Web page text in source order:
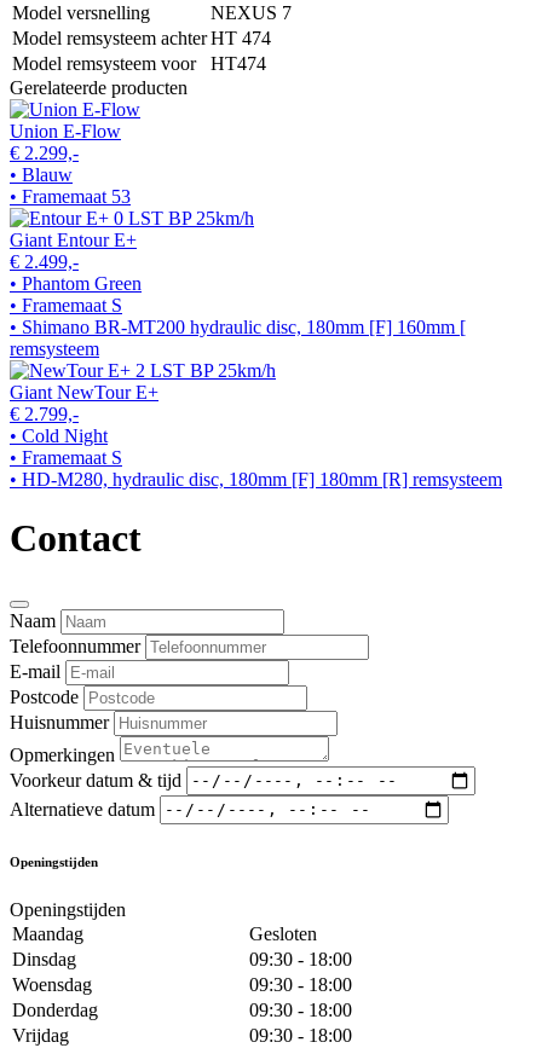
Model versnelling
NEXUS 7
Model remsysteem achterHT 474
Model remsysteem voor
HT474
Gerelateerde producten
Union E-Flow
€ 2.299,-
• Blauw
• Framemaat 53
Giant Entour E+
€ 2.499,-
• Phantom Green
• Framemaat S
• Shimano BR-MT200 hydraulic disc, 180mm [F] 160mm [
remsysteem
Giant NewTour E+
€ 2.799,-
• Cold Night
• Framemaat S
• HD-M280, hydraulic disc, 180mm [F] 180mm [R] remsysteem
Contact
Naam
Telefoonnummer
E-mail
Postcode
Huisnummer
Opmerkingen
Voorkeur datum & tijd
Alternatieve datum
Openingstijden
Openingstijden
Maandag
Gesloten
Dinsdag
09:30 - 18:00
Woensdag
09:30 - 18:00
Donderdag
09:30 - 18:00
Vrijdag
09:30 - 18:00